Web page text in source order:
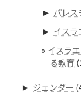
► パレス
► イスラ
イスラ
る教育
► ジェンダー